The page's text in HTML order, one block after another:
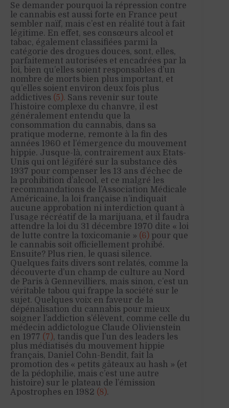
Se demander pourquoi la répression contre
le cannabis est aussi forte en France peut
sembler naïf, mais c’est en réalité tout à fait
légitime. En effet, ses consœurs alcool et
tabac, également classifiées parmi la
catégorie des drogues douces, sont, elles,
parfaitement autorisées et encadrées par la
loi, bien qu’elles soient responsables d’un
nombre de morts bien plus important, et
qu’elles soient environ deux fois plus
addictives (5). Sans revenir sur toute
l’histoire complexe du chanvre, il est
généralement entendu que la
consommation du cannabis, dans sa
pratique moderne, remonte à la fin des
années 1960 et l’émergence du mouvement
hippie. Jusque-là, contrairement aux Etats-
Unis qui ont légiféré sur la substance dès
1937 pour compenser les 13 ans d’échec de
la prohibition d’alcool, et ce malgré les
recommandations de l’Association Médicale
Américaine, la loi française n’indiquait
aucune approbation ni interdiction quant à
l’usage récréatif de la marijuana, et il faudra
attendre la loi du 31 décembre 1970 dite « loi
de lutte contre la toxicomanie » (6) pour que
le cannabis soit officiellement prohibé.
Ensuite? Plus rien, le quasi silence.
Quelques faits divers sont relatés, comme la
découverte d’un champ de culture au Nord
de Paris à Gennevilliers, mais sinon, c’est un
véritable tabou qui frappe la société sur le
sujet. Quelques voix en faveur de la
dépénalisation du cannabis pour mieux
soigner l’addiction s’élèvent, comme celle du
médecin addictologue Claude Olivienstein
en 1977 (7), tandis que l’un des leaders les
plus médiatisés du mouvement hippie
français, Daniel Cohn-Bendit, fait la
promotion des « petits gâteaux au hash » (et
de la pédophilie, mais c’est une autre
histoire) sur le plateau de l’émission
Apostrophes en 1982 (8).